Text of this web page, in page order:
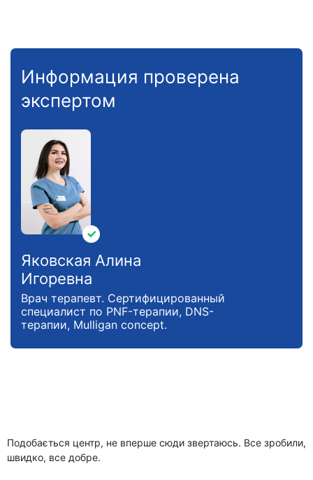
Информация проверена
экспертом
Яковская Алина
Игоревна
Врач терапевт. Сертифицированный
специалист по PNF-терапии, DNS-
терапии, Mulligan concept.
Подобається центр, не вперше сюди звертаюсь. Все зробили,
швидко, все добре.